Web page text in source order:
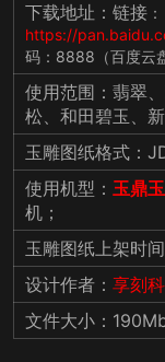
下载地址：链接 ：
https://
码：8888（百度云
使用范围：翡翠
松、和田碧玉、
玉雕图纸格式：
使用机型： 玉鼎
机；
玉雕图纸上架时
设计作者： 享刻
文件大小：